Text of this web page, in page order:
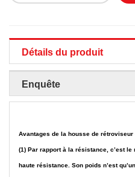
Détails du produit
Enquête
Avantages de la housse de
(1) Par rapport à la résistance, c’est
haute résistance. Son poids n’est